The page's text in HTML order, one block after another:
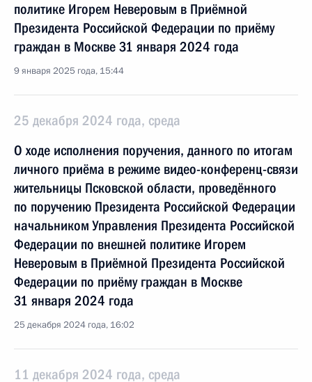
политике Игорем Неверовым в Приёмной
Президента Российской Федерации по приёму
граждан в Москве 31 января 2024 года
9 января 2025 года, 15:44
25 декабря 2024 года, среда
О ходе исполнения поручения, данного по итогам
личного приёма в режиме видео-конференц-связи
жительницы Псковской области, проведённого
по поручению Президента Российской Федерации
начальником Управления Президента Российской
Федерации по внешней политике Игорем
Неверовым в Приёмной Президента Российской
Федерации по приёму граждан в Москве
31 января 2024 года
25 декабря 2024 года, 16:02
11 декабря 2024 года, среда